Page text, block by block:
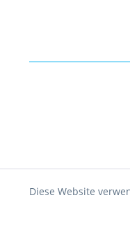
Diese Website